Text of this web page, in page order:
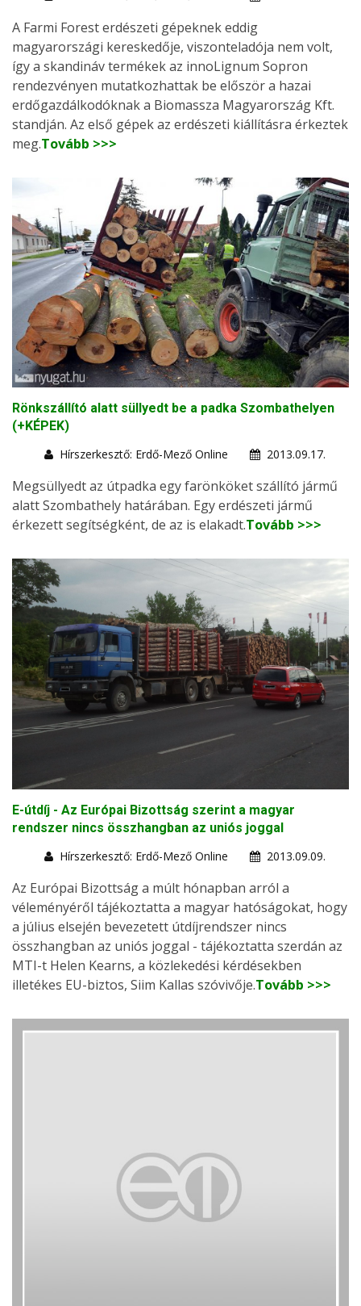
A Farmi Forest erdészeti gépeknek eddig
magyarországi kereskedője, viszonteladója nem volt,
így a skandináv termékek az innoLignum Sopron
rendezvényen mutatkozhattak be először a hazai
erdőgazdálkodóknak a Biomassza Magyarország Kft.
standján. Az első gépek az erdészeti kiállításra érkeztek
meg.Tovább >>>
Rönkszállító alatt süllyedt be a padka Szombathelyen
(+KÉPEK)
Hírszerkesztő: Erdő-Mező Online
2013.09.17.
Megsüllyedt az útpadka egy farönköket szállító jármű
alatt Szombathely határában. Egy erdészeti jármű
érkezett segítségként, de az is elakadt.Tovább >>>
E-útdíj - Az Európai Bizottság szerint a magyar
rendszer nincs összhangban az uniós joggal
Hírszerkesztő: Erdő-Mező Online
2013.09.09.
Az Európai Bizottság a múlt hónapban arról a
véleményéről tájékoztatta a magyar hatóságokat, hogy
a július elsején bevezetett útdíjrendszer nincs
összhangban az uniós joggal - tájékoztatta szerdán az
MTI-t Helen Kearns, a közlekedési kérdésekben
illetékes EU-biztos, Siim Kallas szóvivője.Tovább >>>